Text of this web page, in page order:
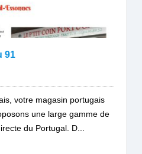
91
votre magasin portugais
une large gamme de
du Portugal. D...